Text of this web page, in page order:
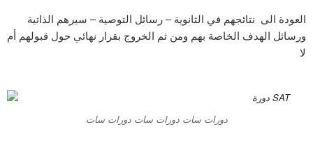
العودة الى نتائجهم في الثانوية – رسائل التوصية – سيرهم الذاتية
ورسائل الهدف الخاصة بهم ومن ثم الخروج بقرار نهائي حول قبولهم أم
لا
دورات سات دورات سات دورات سات